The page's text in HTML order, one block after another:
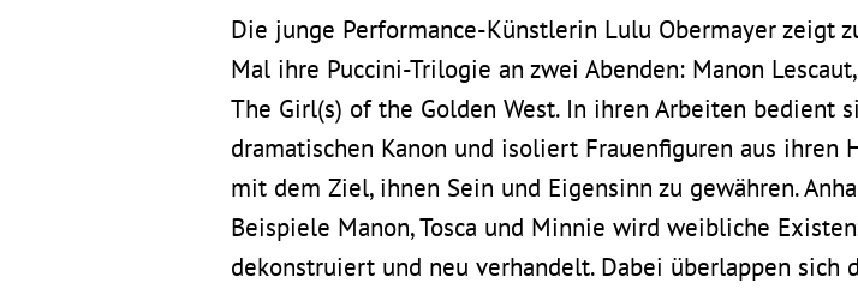
Die junge Performance-Künstlerin Lulu Obermayer zeigt
Mal ihre Puccini-Trilogie an zwei Abenden: Manon Lescaut,
The Girl(s) of the Golden West. In ihren Arbeiten bedient
dramatischen Kanon und isoliert Frauenfiguren aus ihren
mit dem Ziel, ihnen Sein und Eigensinn zu gewähren.
Beispiele Manon, Tosca und Minnie wird weibliche
dekonstruiert und neu verhandelt. Dabei überlappen sich